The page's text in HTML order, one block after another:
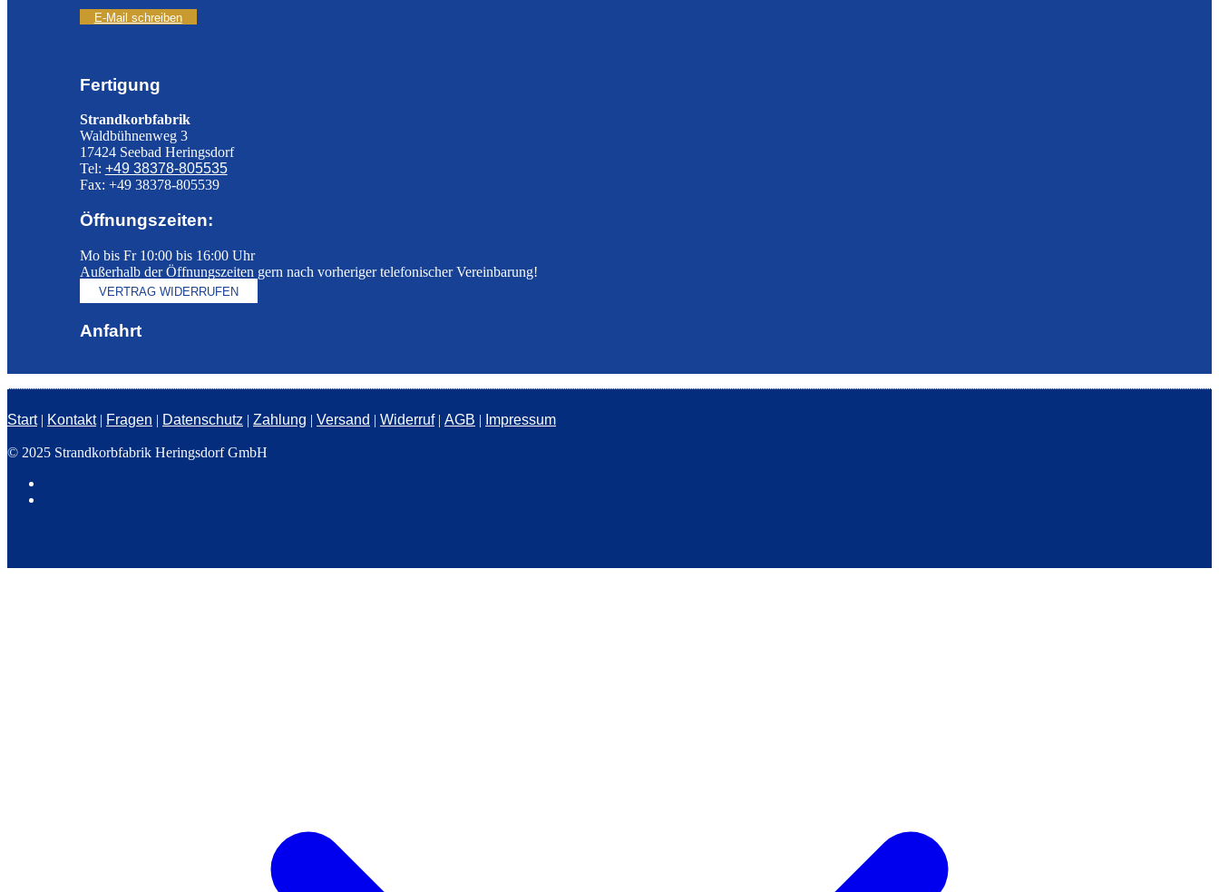
E-Mail schreiben
Fertigung
Strandkorbfabrik
Waldbühnenweg 3
17424 Seebad Heringsdorf
Tel: +49 38378-805535
Fax: +49 38378-805539
Öffnungszeiten:
Mo bis Fr 10:00 bis 16:00 Uhr
Außerhalb der Öffnungszeiten gern nach vorheriger telefonischer Vereinbarung!
VERTRAG WIDERRUFEN
Anfahrt
Start| Kontakt| Fragen | Datenschutz | Zahlung | Versand | Widerruf| AGB | Impressum
© 2025 Strandkorbfabrik Heringsdorf GmbH